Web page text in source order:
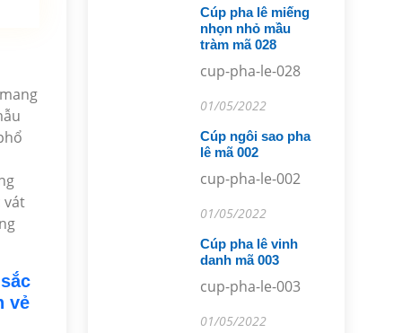
vát
vẻ
Cúp pha lê miếng
nhọn nhỏ mầu
tràm mã 028
cup-pha-le-028
01/05/2022
Cúp ngôi sao pha
lê mã 002
cup-pha-le-002
01/05/2022
Cúp pha lê vinh
danh mã 003
cup-pha-le-003
01/05/2022